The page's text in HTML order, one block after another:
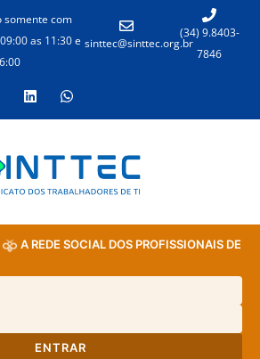
somente com
as 11:30 e sinttec@sinttec.org.br
(34) 9.8403-
7846
A REDE SOCIAL DOS PROFISSIONAIS DE
ENTRAR